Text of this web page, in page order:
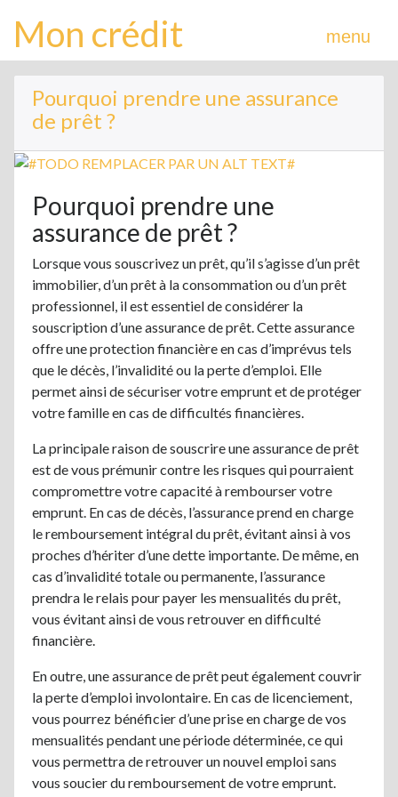
Mon crédit menu
Pourquoi prendre une assurance
de prêt ?
Pourquoi prendre une
assurance de prêt ?
Lorsque vous souscrivez un prêt, qu’il s’agisse d’un prêt
immobilier, d’un prêt à la consommation ou d’un prêt
professionnel, il est essentiel de considérer la
souscription d’une assurance de prêt. Cette assurance
offre une protection financière en cas d’imprévus tels
que le décès, l’invalidité ou la perte d’emploi. Elle
permet ainsi de sécuriser votre emprunt et de protéger
votre famille en cas de difficultés financières.
La principale raison de souscrire une assurance de prêt
est de vous prémunir contre les risques qui pourraient
compromettre votre capacité à rembourser votre
emprunt. En cas de décès, l’assurance prend en charge
le remboursement intégral du prêt, évitant ainsi à vos
proches d’hériter d’une dette importante. De même, en
cas d’invalidité totale ou permanente, l’assurance
prendra le relais pour payer les mensualités du prêt,
vous évitant ainsi de vous retrouver en difficulté
financière.
En outre, une assurance de prêt peut également couvrir
la perte d’emploi involontaire. En cas de licenciement,
vous pourrez bénéficier d’une prise en charge de vos
mensualités pendant une période déterminée, ce qui
vous permettra de retrouver un nouvel emploi sans
vous soucier du remboursement de votre emprunt.